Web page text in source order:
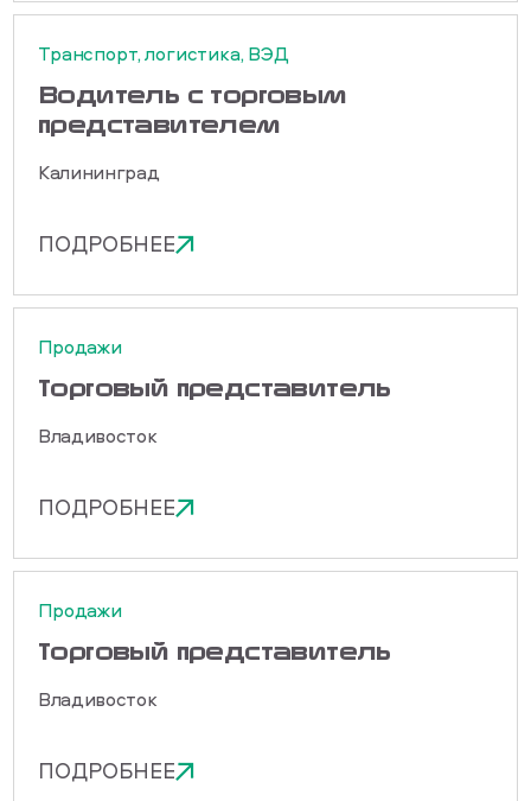
Транспорт, логистика, ВЭД
Водитель с торговым
представителем
Калининград
ПОДРОБНЕЕ
Продажи
Торговый представитель
Владивосток
ПОДРОБНЕЕ
Продажи
Торговый представитель
Владивосток
ПОДРОБНЕЕ